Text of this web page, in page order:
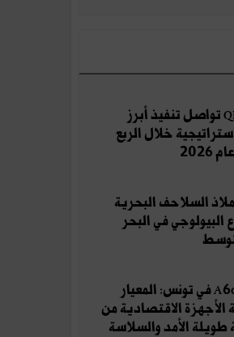
مجموعة QNB تواصل تنفيذ أبرز
خلال الربع
السلاحف البحرية
البيولوجي في البحر
أوبو تطلق A6c في تونس: المعيار
الأجهزة الاقتصادية من
طويلة الأمد والسلاسة